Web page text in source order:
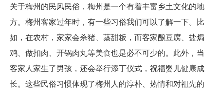
关于梅州的民风民俗，梅州是一个有着丰富乡土文化的地
方。梅州客家过年时，有一些习俗我们可以了解一下。比
如，在农村，家家会杀猪、蒸甜粄，而客家酿豆腐、盐焗
鸡、做扣肉、开锅肉丸等美食也是必不可少的。此外，当
客家人家生了男孩，还会举行添丁仪式，祝福婴儿健康成
长。这些民俗习惯体现了梅州人的淳朴、热情和对祖先的